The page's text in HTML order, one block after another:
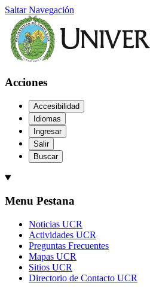
Saltar Navegación
Acciones
Accesibilidad
Idiomas
Ingresar
Salir
Buscar
Menu Pestana
Noticias UCR
Actividades UCR
Preguntas Frecuentes
Mapas UCR
Sitios UCR
Directorio de Contacto UCR